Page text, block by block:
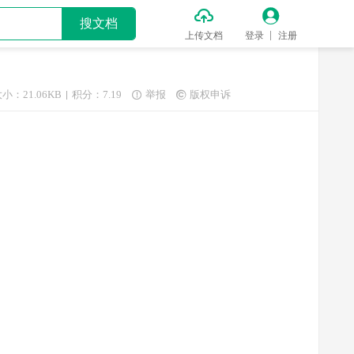
搜文档 
上传文档

登录 注册
小：21.06KB 积分：7.19  举报  版权申诉